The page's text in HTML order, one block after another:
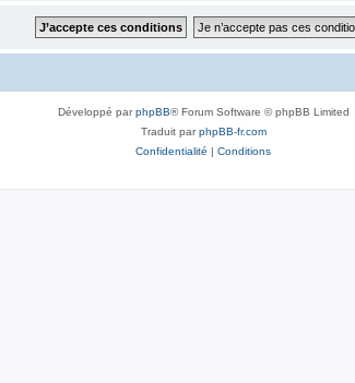
Développé parphpBB® Forum Software © phpBB Limited
Traduit parphpBB-fr.com
Confidentialité | Conditions